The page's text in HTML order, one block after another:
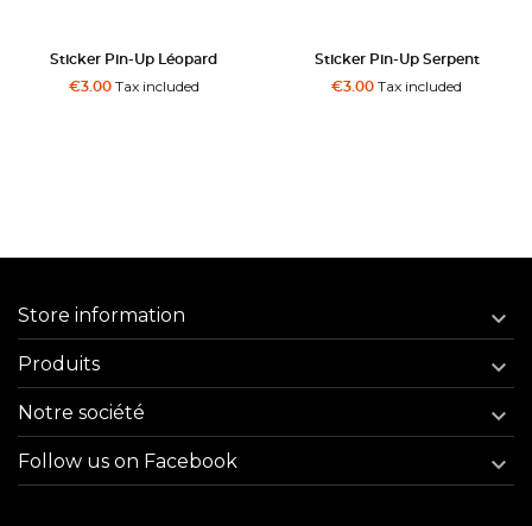
Pin-Up Léopard
Tax included
Sticker Pin-Up Serpent
Tax included
Store information 
Produits 
Notre société 
Follow us on Facebook 